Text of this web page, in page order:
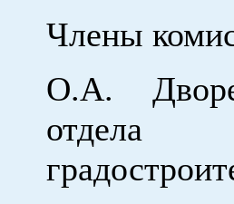
Члены
О.А.
отдела